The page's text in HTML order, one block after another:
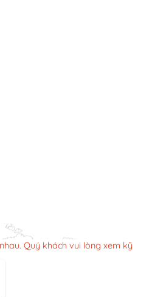
Quý khách vui lòng xem kỹ